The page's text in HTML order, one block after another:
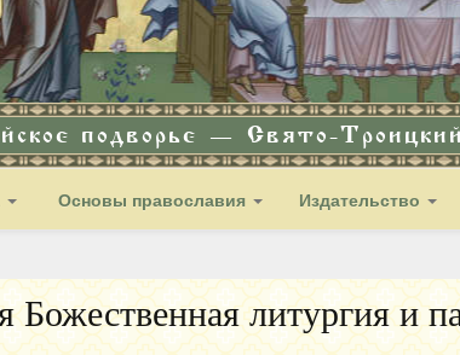
подворье — Свято-
Основы православия Издательство
Божественная литургия и